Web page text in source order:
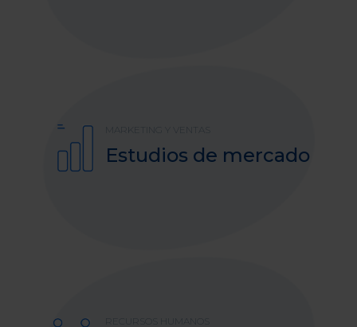
MARKETING Y VENTAS
Estudios de mercado